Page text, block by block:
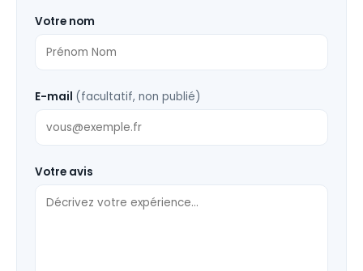
vide
Votre nom
E-mail (facultatif, non publié)
Votre avis